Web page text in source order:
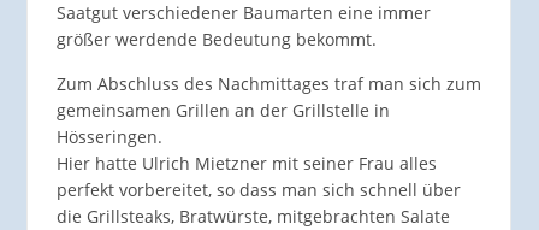
Saatgut verschiedener Baumarten eine immer
größer werdende Bedeutung bekommt.
Zum Abschluss des Nachmittages traf man sich zum
gemeinsamen Grillen an der Grillstelle in
Hösseringen.
Hier hatte Ulrich Mietzner mit seiner Frau alles
perfekt vorbereitet, so dass man sich schnell über
die Grillsteaks, Bratwürste, mitgebrachten Salate